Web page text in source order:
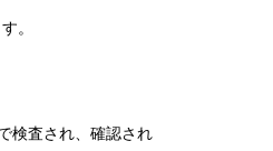
。
検査され、確認され